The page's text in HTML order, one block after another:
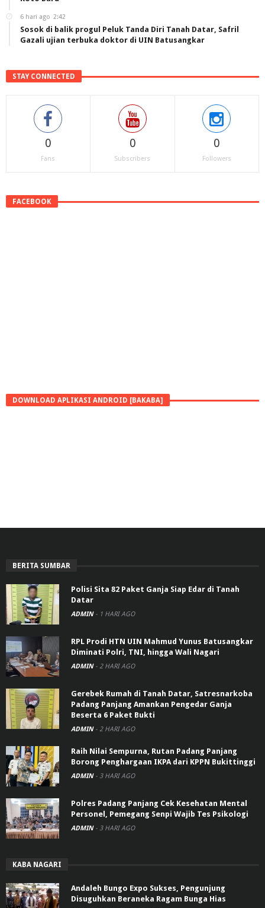
6 hari ago 2:42
Sosok di balik progul Peluk Tanda Diri Tanah Datar, Safril
Gazali ujian terbuka doktor di UIN Batusangkar
STAY CONNECTED
0
Fans
0
Subscribers
0
Followers
FACEBOOK
DOWNLOAD APLIKASI ANDROID [BAKABA]
BERITA SUMBAR
Polisi Sita 82 Paket Ganja Siap Edar di Tanah
Datar
ADMIN - 1 HARI AGO
RPL Prodi HTN UIN Mahmud Yunus Batusangkar
Diminati Polri, TNI, hingga Wali Nagari
ADMIN - 2 HARI AGO
Gerebek Rumah di Tanah Datar, Satresnarkoba
Padang Panjang Amankan Pengedar Ganja
Beserta 6 Paket Bukti
ADMIN - 2 HARI AGO
Raih Nilai Sempurna, Rutan Padang Panjang
Borong Penghargaan IKPA dari KPPN Bukittinggi
ADMIN - 3 HARI AGO
Polres Padang Panjang Cek Kesehatan Mental
Personel, Pemegang Senpi Wajib Tes Psikologi
ADMIN - 3 HARI AGO
KABA NAGARI
Andaleh Bungo Expo Sukses, Pengunjung
Disuguhkan Beraneka Ragam Bunga Hias